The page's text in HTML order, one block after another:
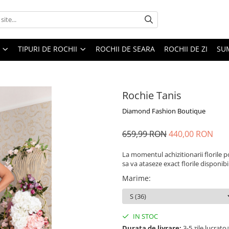
TIPURI DE ROCHII ROCHII DE SEARA ROCHII DE ZI
Rochie Tanis
Diamond Fashion Boutique
659,99 RON440,00 RON
La momentul achizitionarii florile
sa va ataseze exact florile
Marime:
IN STOC